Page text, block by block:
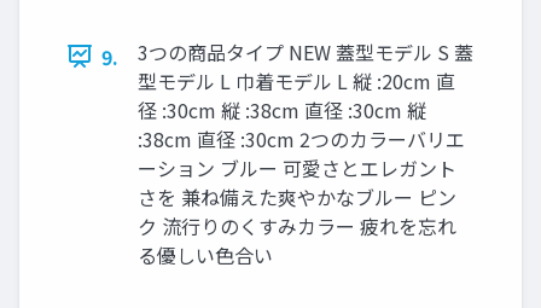
9.
3つの商品タイプ NEW 蓋型モデル S 蓋
型モデル L 巾着モデル L 縦 :20cm 直
径 :30cm 縦 :38cm 直径 :30cm 縦
:38cm 直径 :30cm 2つのカラーバリエ
ーション ブルー 可愛さとエレガント
さを 兼ね備えた爽やかなブルー ピン
ク 流行りのくすみカラー 疲れを忘れ
る優しい色合い